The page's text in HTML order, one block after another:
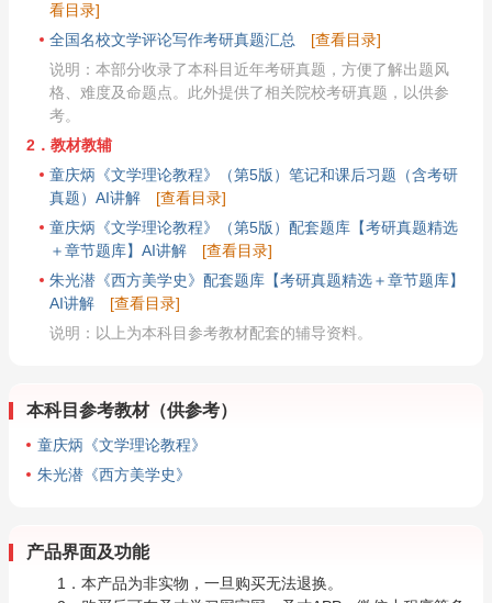
看目录]
全国名校文学评论写作考研真题汇总
[查看目录]
说明：本部分收录了本科目近年考研真题，方便了解出题风
格、难度及命题点。此外提供了相关院校考研真题，以供参
考。
2．教材教辅
童庆炳《文学理论教程》（第5版）笔记和课后习题（含考研
真题）AI讲解
[查看目录]
童庆炳《文学理论教程》（第5版）配套题库【考研真题精选
＋章节题库】AI讲解
[查看目录]
朱光潜《西方美学史》配套题库【考研真题精选＋章节题库】
AI讲解
[查看目录]
说明：以上为本科目参考教材配套的辅导资料。
本科目参考教材（供参考）
童庆炳《文学理论教程》
朱光潜《西方美学史》
产品界面及功能
1．本产品为非实物，一旦购买无法退换。